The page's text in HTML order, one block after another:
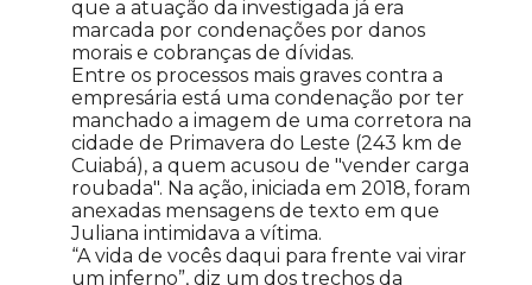
que a atuação da investigada já era
marcada por condenações por danos
morais e cobranças de dívidas.
Entre os processos mais graves contra a
empresária está uma condenação por ter
manchado a imagem de uma corretora na
cidade de Primavera do Leste (243 km de
Cuiabá), a quem acusou de "vender carga
roubada". Na ação, iniciada em 2018, foram
anexadas mensagens de texto em que
Juliana intimidava a vítima.
“A vida de vocês daqui para frente vai virar
um inferno”, diz um dos trechos da